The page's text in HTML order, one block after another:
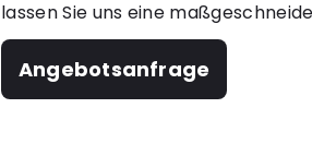
lassen Sie uns eine
Angebotsanfrage